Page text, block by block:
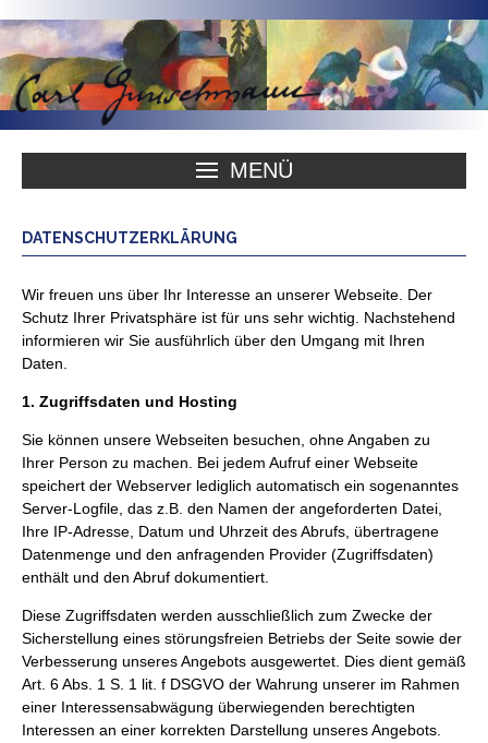
MENÜ
DATENSCHUTZERKLÄRUNG
Wir freuen uns über Ihr Interesse an unserer Webseite. Der
Schutz Ihrer Privatsphäre ist für uns sehr wichtig. Nachstehend
informieren wir Sie ausführlich über den Umgang mit Ihren
Daten.
1. Zugriffsdaten und Hosting
Sie können unsere Webseiten besuchen, ohne Angaben zu
Ihrer Person zu machen. Bei jedem Aufruf einer Webseite
speichert der Webserver lediglich automatisch ein sogenanntes
Server-Logfile, das z.B. den Namen der angeforderten Datei,
Ihre IP-Adresse, Datum und Uhrzeit des Abrufs, übertragene
Datenmenge und den anfragenden Provider (Zugriffsdaten)
enthält und den Abruf dokumentiert.
Diese Zugriffsdaten werden ausschließlich zum Zwecke der
Sicherstellung eines störungsfreien Betriebs der Seite sowie der
Verbesserung unseres Angebots ausgewertet. Dies dient gemäß
Art. 6 Abs. 1 S. 1 lit. f DSGVO der Wahrung unserer im Rahmen
einer Interessensabwägung überwiegenden berechtigten
Interessen an einer korrekten Darstellung unseres Angebots.